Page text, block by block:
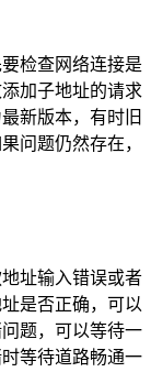
检查网络连接是
加子地址的请求
新版本，有时旧
问题仍然存在，
址输入错误或者
是否正确，可以
题，可以等待一
等待道路畅通一